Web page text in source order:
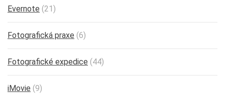
Evernote (21)
Fotografická praxe (6)
Fotografické expedice (44)
iMovie (9)